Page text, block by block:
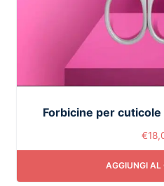
Forbicine per
€
AGGIUNGI AL